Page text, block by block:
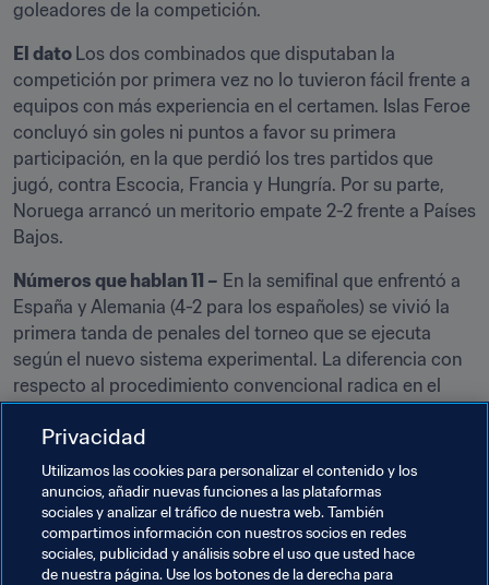
goleadores de la competición.
El dato Los dos combinados que disputaban la
competición por primera vez no lo tuvieron fácil frente a
equipos con más experiencia en el certamen. Islas Feroe
concluyó sin goles ni puntos a favor su primera
participación, en la que perdió los tres partidos que
jugó, contra Escocia, Francia y Hungría. Por su parte,
Noruega arrancó un meritorio empate 2-2 frente a Países
Bajos.
Números que hablan 11 – En la semifinal que enfrentó a
España y Alemania (4-2 para los españoles) se vivió la
primera tanda de penales del torneo que se ejecuta
según el nuevo sistema experimental. La diferencia con
respecto al procedimiento convencional radica en el
ABAB, de forma que el privilegio de lanzar primero va
correspondiendo alternativamente a cada uno de los
dos equipos.
Temas relacionados
Privacidad
Utilizamos las cookies para personalizar el contenido y los
anuncios, añadir nuevas funciones a las plataformas
sociales y analizar el tráfico de nuestra web. También
compartimos información con nuestros socios en redes
sociales, publicidad y análisis sobre el uso que usted hace
de nuestra página. Use los botones de la derecha para